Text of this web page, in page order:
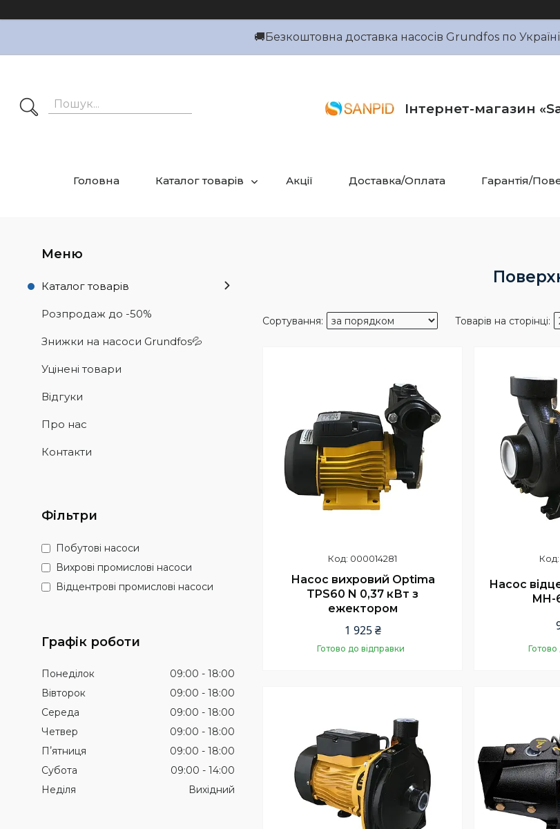
🚚Безкоштовна доставка насосів Grundfos по
Інтернет-магазин
Головна Каталог товарів Акції Доставка/Оплата Гарантія/
000014281
Насос вихровий Optima
TPS60 N 0,37 кВт з
ежектором
1 925 ₴
Готово до відправки
Насос
MH-
Готово
Каталог товарів
Розпродаж до -50%
Знижки на насоси Grundfos💦
Уцінені товари
Відгуки
Про нас
Контакти
Фільтри
Побутові насоси
Вихрові промислові насоси
Відцентрові промислові насоси
Графік роботи
Понеділок 09:00
18:00
Вівторок
09:00
18:00
Середа
09:00
18:00
Четвер
09:00
18:00
Пʼятниця
09:00
18:00
Субота
09:00
14:00
Неділя
Вихідний